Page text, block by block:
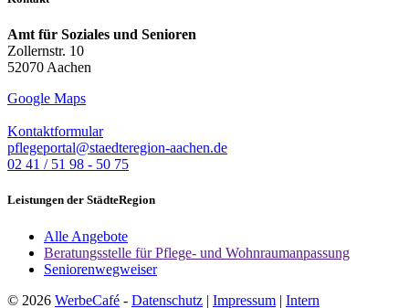
Amt für Soziales und Senioren
Zollernstr. 10
52070 Aachen
Google Maps
Kontaktformular
pflegeportal@staedteregion-aachen.de
02 41 / 51 98 - 50 75
Leistungen der StädteRegion
Alle Angebote
Beratungsstelle für Pflege- und Wohnraumanpassung
Seniorenwegweiser
© 2026 WerbeCafé - Datenschutz | Impressum | Intern